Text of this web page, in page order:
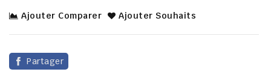
Ajouter Comparer Ajouter Souhaits
Partager